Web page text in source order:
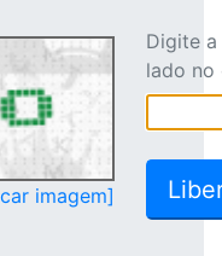
imagem]
Digite
lado no